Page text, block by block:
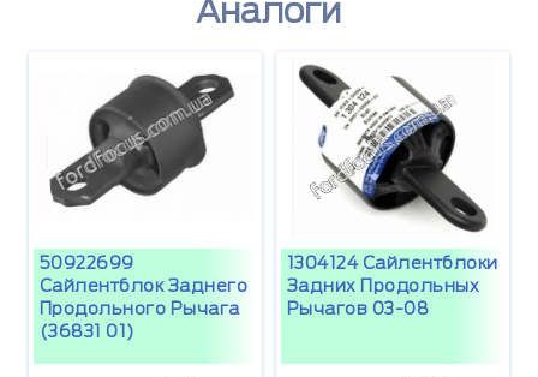
Аналоги
50922699
Сайлентблок Заднего
Продольного Рычага
(36831 01)
1304124 Сайлентблоки
Задних Продольных
Рычагов 03-08